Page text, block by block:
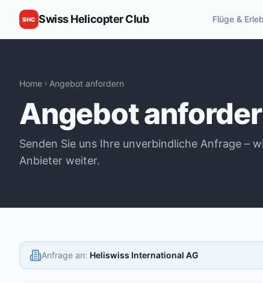
SHC Swiss Helicopter Club Flüge &
Home Angebot anfordern
Angebot
Senden Sie uns Ihre unverbindliche Anfrage –
Anbieter weiter.
Anfrage an: Heliswiss International AG